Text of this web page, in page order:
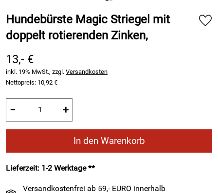
Hundebürste Magic Striegel mit
doppelt rotierenden Zinken,
13,- €
inkl. 19% MwSt., zzgl. Versandkosten
Nettopreis: 10,92 €
− +
In den Warenkorb
Lieferzeit: 1-2 Werktage **
Versandkostenfrei ab 59,- EURO innerhalb